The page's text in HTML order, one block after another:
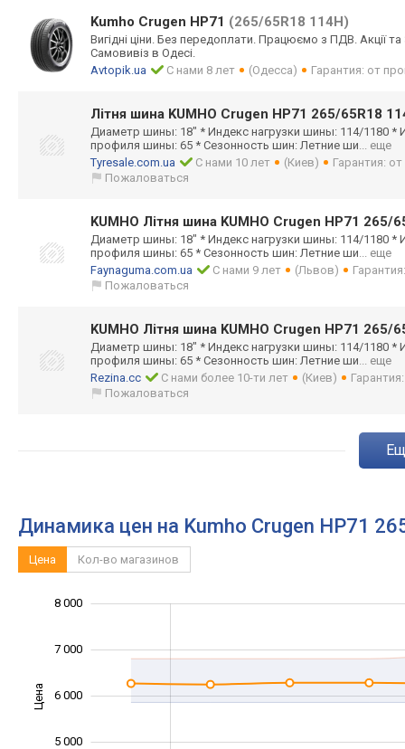
Kumho Crugen HP71 (265/65R18 114H)
Вигідні ціни. Без передоплати. Працюємо з ПДВ. Акції
Самовивіз в Одесі.
Avtopik.ua
С нами 8 лет (Одесса) Гарантия: от
Літня шина KUMHO Crugen HP71 265/65R18
Диаметр шины: 18" * Индекс нагрузки шины: 114/1180 *
профиля шины: 65 * Сезонность шин: Летние ши... еще
Tyresale.com.ua
С нами 10 лет (Киев)
Гарантия:
Пожаловаться
KUMHO Літня шина KUMHO Crugen HP71 265/
Диаметр шины: 18" * Индекс нагрузки шины: 114/1180 *
профиля шины: 65 * Сезонность шин: Летние ши... еще
Faynaguma.com.ua
С нами 9 лет (Львов)
Пожаловаться
KUMHO Літня шина KUMHO Crugen HP71 265/
Диаметр шины: 18" * Индекс нагрузки шины: 114/1180 *
профиля шины: 65 * Сезонность шин: Летние ши... еще
Rezina.cc
С нами более 10-ти лет (Киев)
Пожаловаться
Динамика цен на Kumho Crugen HP71
Цена Кол-во магазинов
Цена 4 500
5 000
6 000
7 000
8 000